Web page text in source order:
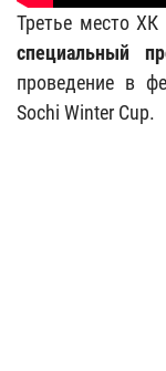
Третье место
специальный
проведение в
Sochi Winter Cup.